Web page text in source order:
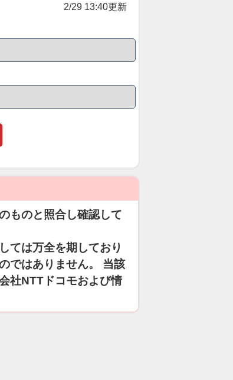
2/29 13:40更新
ものと照合し確認して
ては万全を期しており
ではありません。 当該
社NTTドコモおよび情